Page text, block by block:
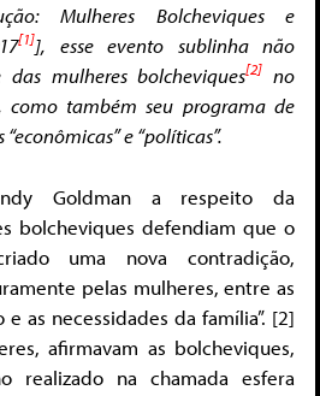
Mulheres Bolcheviques e
[1]], esse evento sublinha não
mulheres bolcheviques[2] no
como também seu programa de
e “políticas”.
Goldman a respeito da
bolcheviques defendiam que o
uma nova contradição,
pelas mulheres, entre as
as necessidades da família”. [2]
afirmavam as bolcheviques,
realizado na chamada esfera